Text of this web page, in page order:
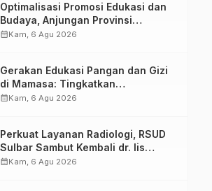
Optimalisasi Promosi Edukasi dan
Budaya, Anjungan Provinsi
Sulawesi Barat Perkuat Kolaborasi
calendar_monthKam, 6 Agu 2026
Gerakan Edukasi Pangan dan Gizi
di Mamasa: Tingkatkan
Pengetahuan dan Keterampilan
calendar_monthKam, 6 Agu 2026
Perkuat Layanan Radiologi, RSUD
Sulbar Sambut Kembali dr. Iis
Imelda, Sp.Rad
calendar_monthKam, 6 Agu 2026